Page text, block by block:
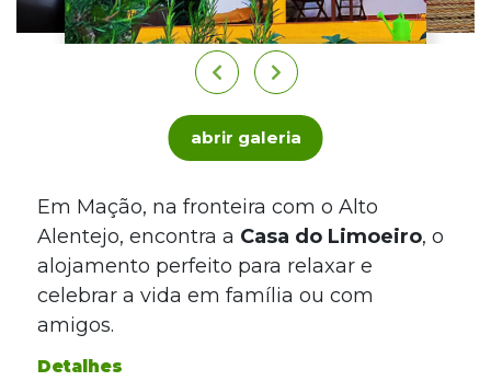
abrir galeria
Em Mação, na fronteira com o Alto
Alentejo, encontra a Casa do Limoeiro, o
alojamento perfeito para relaxar e
celebrar a vida em família ou com
amigos.
Detalhes